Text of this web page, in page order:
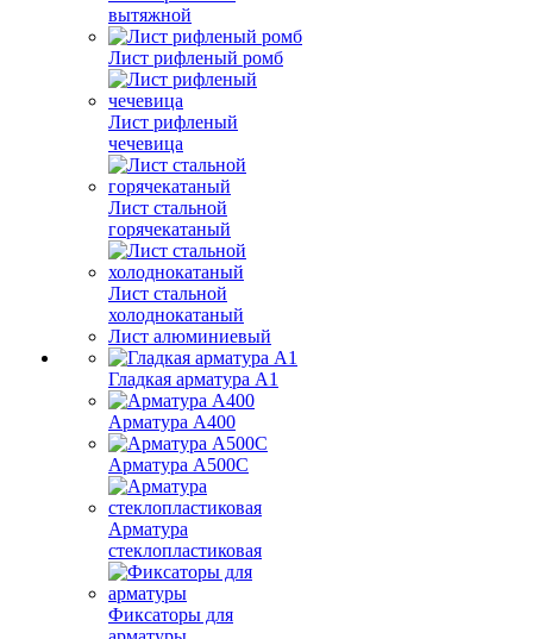
вытяжной
Лист рифленый ромб
Лист рифленый
чечевица
Лист стальной
горячекатаный
Лист стальной
холоднокатаный
Лист алюминиевый
Гладкая арматура А1
Арматура А400
Арматура A500C
Арматура
стеклопластиковая
Фиксаторы для